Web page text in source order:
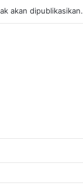
akan dipublikasikan.